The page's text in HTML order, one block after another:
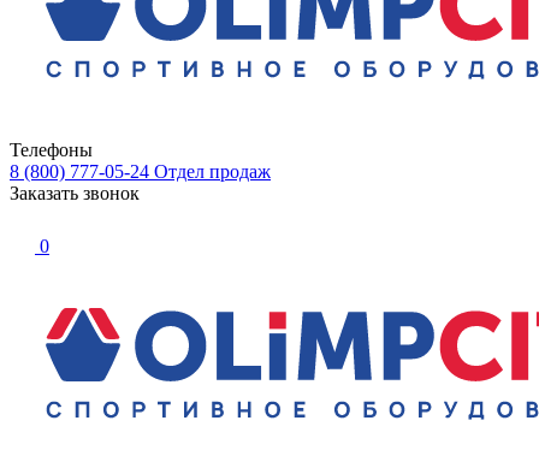
Телефоны
8 (800) 777-05-24 Отдел продаж
Заказать звонок
0